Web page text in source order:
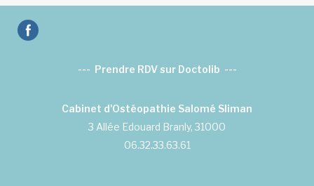
--- Prendre RDV sur Doctolib ---
Cabinet d'Ostéopathie Salomé Sliman
3 Allée Edouard Branly, 31000
06.32.33.63.61